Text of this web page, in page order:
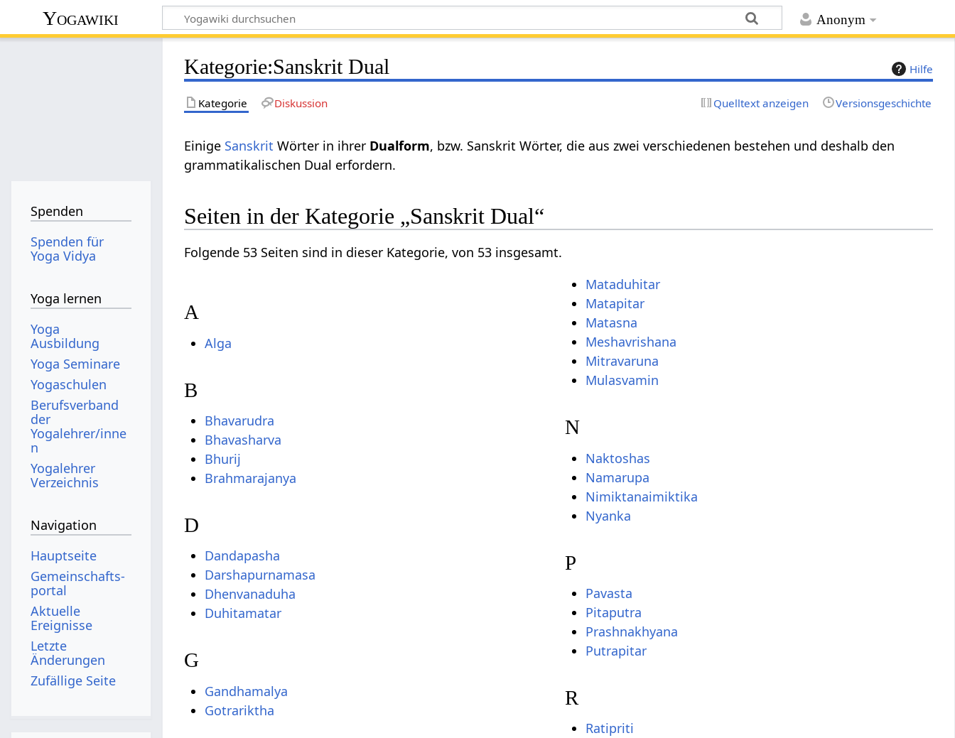
Anonym
Yogawiki
Hilfe
Kategorie:Sanskrit Dual
Kategorie Diskussion Quelltext anzeigen Versionsgeschichte
Einige Sanskrit Wörter in ihrer Dualform, bzw. Sanskrit Wörter, die aus zwei verschiedenen bestehen und deshalb den
grammatikalischen Dual erfordern.
Seiten in der Kategorie „Sanskrit Dual“
Folgende 53 Seiten sind in dieser Kategorie, von 53 insgesamt.
A
Alga
B
Bhavarudra
Bhavasharva
Bhurij
Brahmarajanya
D
Dandapasha
Darshapurnamasa
Dhenvanaduha
Duhitamatar
G
Gandhamalya
Gotrariktha
Mataduhitar
Matapitar
Matasna
Meshavrishana
Mitravaruna
Mulasvamin
N
Naktoshas
Namarupa
Nimiktanaimiktika
Nyanka
P
Pavasta
Pitaputra
Prashnakhyana
Putrapitar
R
Ratipriti
Spenden
Spenden für
Yoga Vidya
Yoga lernen
Yoga
Ausbildung
Yoga Seminare
Yogaschulen
Berufsverband
der
Yogalehrer/inne
n
Yogalehrer
Verzeichnis
Navigation
Hauptseite
Gemeinschafts­
portal
Aktuelle
Ereignisse
Letzte
Änderungen
Zufällige Seite